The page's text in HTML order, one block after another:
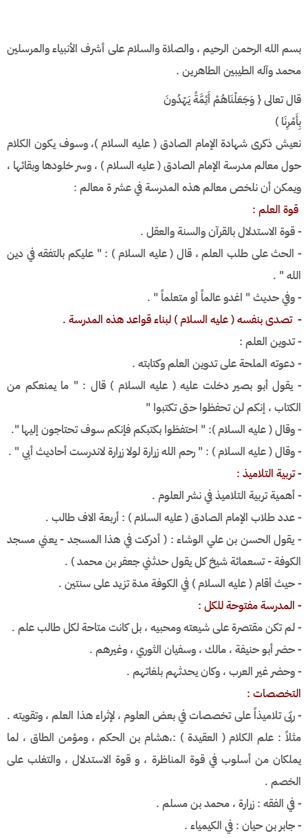
بسم الله الرحمن الرحيم ، والصلاة والسلام على أشرف الأنبياء والمرسلين
محمد وآله الطيبين الطاهرين .
قال تعالى { وَجَعَلْنَاهُمْ أَئِمَّةً يَهْدُونَ
بِأَمْرِنَا )
نعيش ذكرى شهادة الإمام الصادق ( عليه السلام )، وسوف يكون الكلام
حول معالم مدرسة الإمام الصادق ( عليه السلام ) ، وسر خلودها وبقائها ،
ويمكن أن نلخص معالم هذه المدرسة في عشر ة معالم :
قوة العلم :
⁃ قوة الاستدلال بالقرآن والسنة والعقل .
⁃ الحث على طلب العلم ، قال ( عليه السلام ) : " عليكم بالتفقه في دين
الله " .
⁃ وفي حديث " اغدو عالماً أو متعلماً " .
⁃ تصدى بنفسه ( عليه السلام ) لبناء قواعد هذه المدرسة .
⁃ تدوين العلم :
⁃ دعوته الملحة على تدوين العلم وكتابته .
⁃ يقول أبو بصير دخلت عليه ( عليه السلام ) قال : " ما يمنعكم من
الكتاب ، إنكم لن تحفظوا حتى تكتبوا "
⁃ وقال ( عليه السلام ): " احتفظوا بكتبكم فإنكم سوف تحتاجون إليها ".
⁃ وقال ( عليه السلام ) : " رحم الله زرارة لولا زرارة لاندرست أحاديث أبي " .
⁃ تربية التلاميذ :
⁃ أهمية تربية التلاميذ في نشر العلوم .
⁃ عدد طلاب الإمام الصادق ( عليه السلام ) : أربعة الاف طالب .
⁃ يقول الحسن بن علي الوشاء : ( أدركت في هذا المسجد - يعني مسجد
الكوفة - تسعمائة شيخ كل يقول حدثني جعفر بن محمد ) .
⁃ حيث أقام ( عليه السلام ) في الكوفة مدة تزيد على سنتين .
⁃ المدرسة مفتوحة للكل :
⁃ لم تكن مقتصرة على شيعته ومحبيه ، بل كانت متاحة لكل طالب علم .
⁃ حضر أبو حنيفة ، مالك ، وسفيان الثوري ، وغيرهم .
⁃ وحضر غير العرب ، وكان يحدثهم بلغاتهم .
التخصصات :
⁃ ربّى تلاميذاً على تخصصات في بعض العلوم ، لإثراء هذا العلم ، وتقويته .
مثلاً : علم الكلام ( العقيدة ) :،هشام بن الحكم ، ومؤمن الطاق ، لما
يملكان من أسلوب في قوة المناظرة ، و قوة الاستدلال ، والتغلب على
الخصم .
⁃ في الفقه : زرارة ، محمد بن مسلم .
⁃ جابر بن حيان : في الكيمياء .